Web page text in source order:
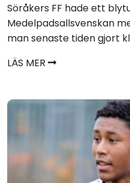
Söråkers FF hade ett
Medelpadsallsvenskan
man senaste tiden gjort
LÄS MER